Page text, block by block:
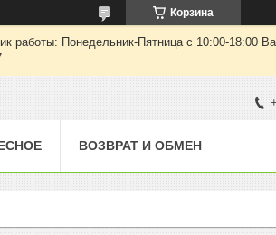
Корзина
работы: Понедельник-Пятница с 10:00-18:00
ВОЗВРАТ И ОБМЕН